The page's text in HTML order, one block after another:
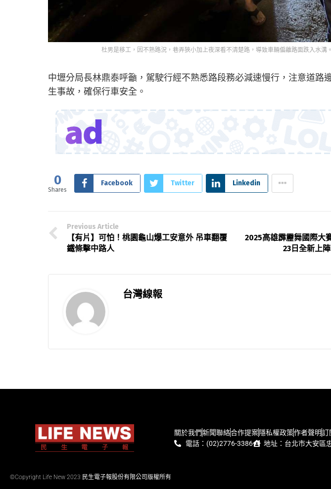
杜男是移工，因不熟路況，巷弄狹小加上夜深看不清楚路，導致車輛偏離路面跌入水溝
中壢分局長林鼎泰呼籲，駕駛行經不熟悉路段務必減速慢行，注意道路
生事故，確保行車安全。
0
Shares
Facebook Twitter Linkedin
Previous Article
【有片】可怕！桃園龜山爆工安意外 吊車翻覆
鐵條擊中路人
2025高雄霹靂舞國際大
23日全新上
台灣線報
關於我們新聞聯絡合作提案隱私權政策作者聲明訂
電話：(02)2776-3386
地址：台北市大安區
©Copyright Life New 2023 民生電子報股份有限公司版權所有